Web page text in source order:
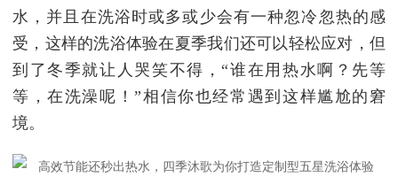
水，并且在洗浴时或多或少会有一种忽冷忽热的感
受，这样的洗浴体验在夏季我们还可以轻松应对，但
到了冬季就让人哭笑不得，“谁在用热水啊？先等
等，在洗澡呢！”相信你也经常遇到这样尴尬的窘
境。